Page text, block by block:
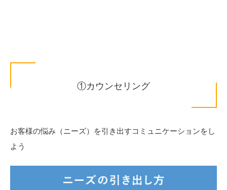
①カウンセリング
お客様の悩み（ニーズ）を引き出すコミュニケーションをし
よう